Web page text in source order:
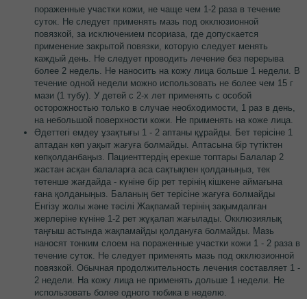
пораженные участки кожи, не чаще чем 1-2 раза в течение
суток. Не следует применять мазь под окклюзионной
повязкой, за исключением псориаза, где допускается
применение закрытой повязки, которую следует менять
каждый день. Не следует проводить лечение без перерыва
более 2 недель. Не наносить на кожу лица больше 1 недели. В
течение одной недели можно использовать не более чем 15 г
мази (1 тубу). У детей с 2-х лет применять с особой
осторожностью только в случае необходимости, 1 раз в день,
на небольшой поверхности кожи. Не применять на коже лица.
Әдеттегі емдеу ұзақтығы 1 - 2 аптаны құрайды. Бет терісіне 1
аптадан көп уақыт жағуға болмайды. Аптасына бір түтіктен
көпқолданбаңыз. Пациенттердің ерекше топтары Балалар 2
жастан асқан балаларға аса сақтықпен қолданыңыз, тек
төтенше жағдайда - күніне бір рет терінің кішкене аймағына
ғана қолданыңыз. Баланың бет терісіне жағуға болмайды
Енгізу жолы және тәсілі Жақпамай терінің зақымдалған
жерлеріне күніне 1-2 рет жұқалап жағылады. Окклюзиялық
таңғыш астында жақпамайды қолдануға болмайды. Мазь
наносят тонким слоем на пораженные участки кожи 1 - 2 раза в
течение суток. Не следует применять мазь под окклюзионной
повязкой. Обычная продолжительность лечения составляет 1 -
2 недели. На кожу лица не применять дольше 1 недели. Не
использовать более одного тюбика в неделю.